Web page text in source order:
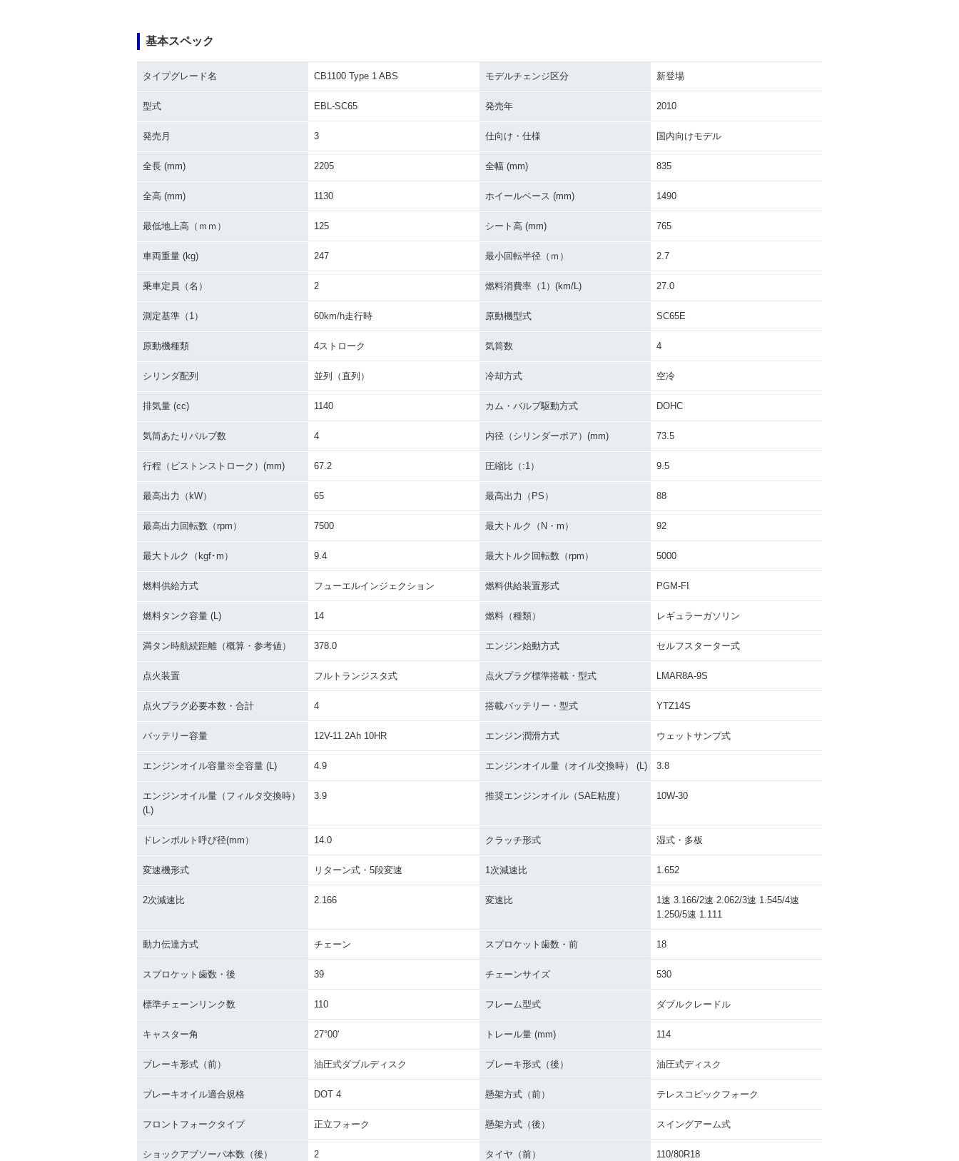
STYLE・マイナーチェン
マイナーチェンジ
STYLE ABS・追加
2012年 CB1100・マイ
特別・限定仕様
2010年 CB1100 Type
2009年 CB1100
2007年 CB1100F Conc
基本スペック
タイプグレード名 CB1100 Type 1 ABS モデルチェンジ区分 新登場
型式 EBL-SC65 発売年 2010
発売月 3 仕向け・仕様 国内向けモデル
全長 (mm) 2205 全幅 (mm) 835
全高 (mm) 1130 ホイールベース (mm) 1490
最低地上高（ｍｍ） 125 シート高 (mm) 765
車両重量 (kg) 247 最小回転半径（ｍ） 2.7
乗車定員（名） 2 燃料消費率（1）(km/L) 27.0
測定基準（1） 60km/h走行時 原動機型式 SC65E
原動機種類 4ストローク 気筒数 4
シリンダ配列 並列（直列） 冷却方式 空冷
排気量 (cc) 1140 カム・バルブ駆動方式 DOHC
気筒あたりバルブ数 4 内径（シリンダーボア）(mm) 73.5
行程（ピストンストローク）(mm) 67.2 圧縮比（:1） 9.5
最高出力（kW） 65 最高出力（PS） 88
最高出力回転数（rpm） 7500 最大トルク（N・m） 92
最大トルク（kgf･m） 9.4 最大トルク回転数（rpm） 5000
燃料供給方式 フューエルインジェクション 燃料供給装置形式 PGM-FI
燃料タンク容量 (L) 14 燃料（種類） レギュラーガソリン
満タン時航続距離（概算・参考値） 378.0 エンジン始動方式 セルフスターター式
点火装置 フルトランジスタ式 点火プラグ標準搭載・型式 LMAR8A-9S
点火プラグ必要本数・合計 4 搭載バッテリー・型式 YTZ14S
バッテリー容量 12V-11.2Ah 10HR エンジン潤滑方式 ウェットサンプ式
エンジンオイル容量※全容量 (L) 4.9 エンジンオイル量（オイル交換時） (L) 3.8
エンジンオイル量（フィルタ交換時）
(L)
3.9 推奨エンジンオイル（SAE粘度） 10W-30
ドレンボルト呼び径(mm） 14.0 クラッチ形式 湿式・多板
変速機形式 リターン式・5段変速 1次減速比 1.652
2次減速比 2.166 変速比
1速 3.166/2速 2.062/3速 1.545/4速
1.250/5速 1.111
動力伝達方式 チェーン スプロケット歯数・前 18
スプロケット歯数・後 39 チェーンサイズ 530
標準チェーンリンク数 110 フレーム型式 ダブルクレードル
キャスター角 27°00' トレール量 (mm) 114
ブレーキ形式（前） 油圧式ダブルディスク ブレーキ形式（後） 油圧式ディスク
ブレーキオイル適合規格 DOT 4 懸架方式（前） テレスコピックフォーク
フロントフォークタイプ 正立フォーク 懸架方式（後） スイングアーム式
ショックアブソーバ本数（後） 2 タイヤ（前） 110/80R18